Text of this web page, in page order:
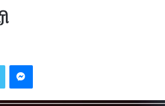
Twitter Messenger